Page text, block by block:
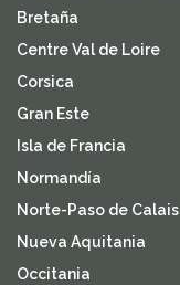
Bretaña
Centre Val de Loire
Corsica
Gran Este
Isla de Francia
Normandía
Norte-Paso de Calais
Nueva Aquitania
Occitania